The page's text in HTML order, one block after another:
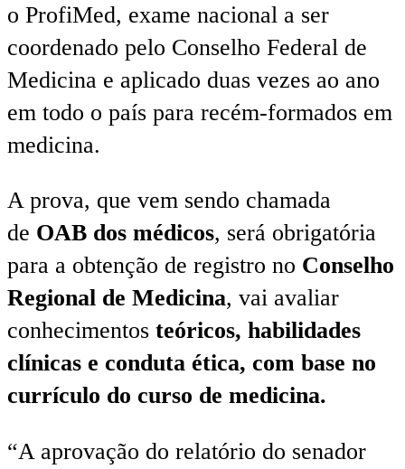
o ProfiMed, exame nacional a ser
coordenado pelo Conselho Federal de
Medicina e aplicado duas vezes ao ano
em todo o país para recém-formados em
medicina.
A prova, que vem sendo chamada
de OAB dos médicos, será obrigatória
para a obtenção de registro no Conselho
Regional de Medicina, vai avaliar
conhecimentos teóricos, habilidades
clínicas e conduta ética, com base no
currículo do curso de medicina.
“A aprovação do relatório do senador